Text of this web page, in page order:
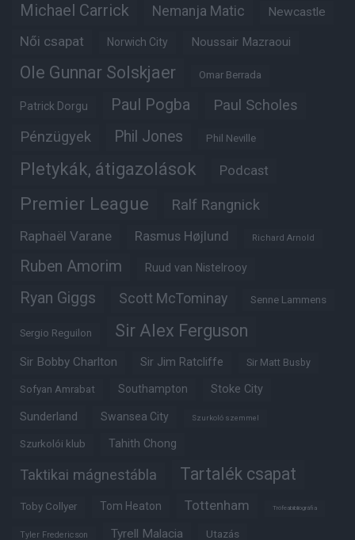
Michael Carrick Nemanja Matic Newcastle
Női csapat Norwich City Noussair Mazraoui
Ole Gunnar Solskjaer Omar Berrada
Patrick Dorgu Paul Pogba Paul Scholes
Pénzügyek Phil Jones Phil Neville
Pletykák, átigazolások Podcast
Premier League Ralf Rangnick
Raphaël Varane Rasmus Højlund Richard Arnold
Ruben Amorim Ruud van Nistelrooy
Ryan Giggs Scott McTominay Senne Lammens
Sergio Reguilon Sir Alex Ferguson
Sir Bobby Charlton Sir Jim Ratcliffe Sir Matt Busby
Sofyan Amrabat Southampton Stoke City
Sunderland Swansea City Szurkoló szemmel
Szurkolói klub Tahith Chong
Taktikai mágnestábla Tartalék csapat
Toby Collyer Tom Heaton Tottenham Trófeabibliográfia
Tyler Fredericson Tyrell Malacia Utazás